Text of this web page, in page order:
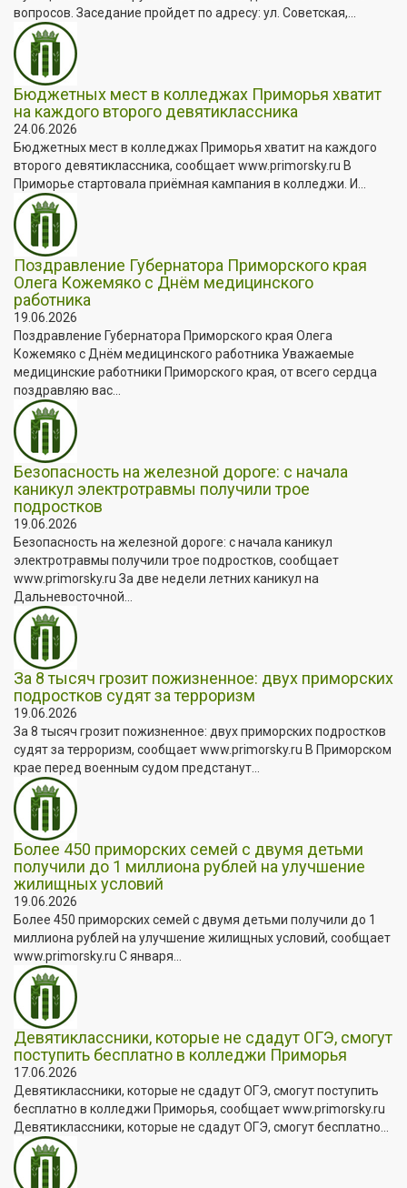
вопросов. Заседание пройдет по адресу: ул. Советская,...
Бюджетных мест в колледжах Приморья хватит
на каждого второго девятиклассника
24.06.2026
Бюджетных мест в колледжах Приморья хватит на каждого
второго девятиклассника, сообщает www.primorsky.ru В
Приморье стартовала приёмная кампания в колледжи. И...
Поздравление Губернатора Приморского края
Олега Кожемяко с Днём медицинского
работника
19.06.2026
Поздравление Губернатора Приморского края Олега
Кожемяко с Днём медицинского работника Уважаемые
медицинские работники Приморского края, от всего сердца
поздравляю вас...
Безопасность на железной дороге: с начала
каникул электротравмы получили трое
подростков
19.06.2026
Безопасность на железной дороге: с начала каникул
электротравмы получили трое подростков, сообщает
www.primorsky.ru За две недели летних каникул на
Дальневосточной...
За 8 тысяч грозит пожизненное: двух приморских
подростков судят за терроризм
19.06.2026
За 8 тысяч грозит пожизненное: двух приморских подростков
судят за терроризм, сообщает www.primorsky.ru В Приморском
крае перед военным судом предстанут...
Более 450 приморских семей с двумя детьми
получили до 1 миллиона рублей на улучшение
жилищных условий
19.06.2026
Более 450 приморских семей с двумя детьми получили до 1
миллиона рублей на улучшение жилищных условий, сообщает
www.primorsky.ru С января...
Девятиклассники, которые не сдадут ОГЭ, смогут
поступить бесплатно в колледжи Приморья
17.06.2026
Девятиклассники, которые не сдадут ОГЭ, смогут поступить
бесплатно в колледжи Приморья, сообщает www.primorsky.ru
Девятиклассники, которые не сдадут ОГЭ, смогут бесплатно...